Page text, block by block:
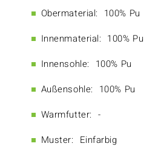
Obermaterial: 100% Pu
Innenmaterial: 100% Pu
Innensohle: 100% Pu
Außensohle: 100% Pu
Warmfutter: -
Muster: Einfarbig